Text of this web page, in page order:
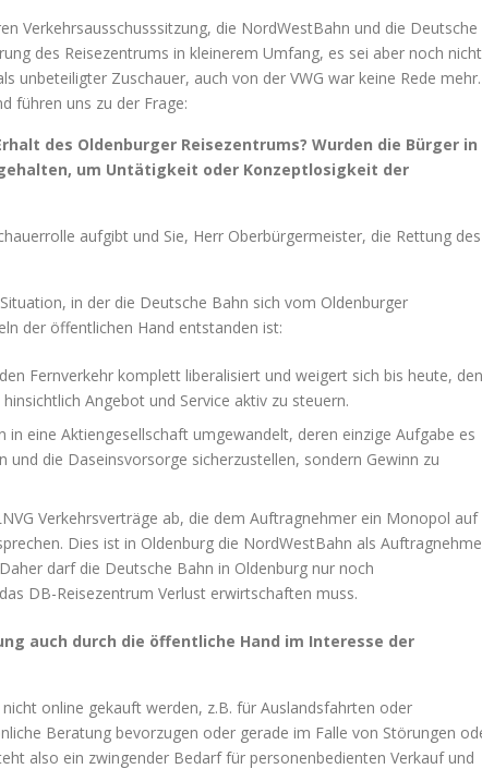
Verkehrsausschusssitzung, die NordWestBahn und die Deutsche
des Reisezentrums in kleinerem Umfang, es sei aber noch
unbeteiligter Zuschauer, auch von der VWG war keine Rede mehr.
führen uns zu der Frage:
des Oldenburger Reisezentrums? Wurden die Bürger in
um Untätigkeit oder Konzeptlosigkeit der
aufgibt und Sie, Herr Oberbürgermeister, die Rettung des
in der die Deutsche Bahn sich vom Oldenburger
der öffentlichen Hand entstanden ist:
Fernverkehr komplett liberalisiert und weigert sich bis heute, den
Angebot und Service aktiv zu steuern.
in eine Aktiengesellschaft umgewandelt, deren einzige Aufgabe es
die Daseinsvorsorge sicherzustellen, sondern Gewinn zu
Verkehrsverträge ab, die dem Auftragnehmer ein Monopol auf
Dies ist in Oldenburg die NordWestBahn als
darf die Deutsche Bahn in Oldenburg nur noch
DB-Reisezentrum Verlust erwirtschaften muss.
auch durch die öffentliche Hand im Interesse der
online gekauft werden, z.B. für Auslandsfahrten oder
Beratung bevorzugen oder gerade im Falle von Störungen
also ein zwingender Bedarf für personenbedienten Verkauf und